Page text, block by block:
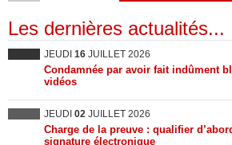
Les dernières actualités...
JEUDI 16 JUILLET 2026
Condamnée par avoir fait indûment
vidéos
JEUDI 02 JUILLET 2026
Charge de la preuve : qualifier
signature électronique